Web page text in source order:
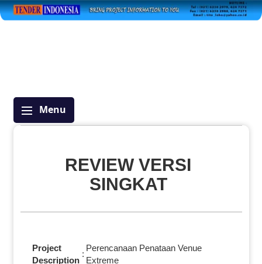
Menu
REVIEW VERSI
SINGKAT
Project
Description
:
Perencanaan Penataan Venue
Extreme